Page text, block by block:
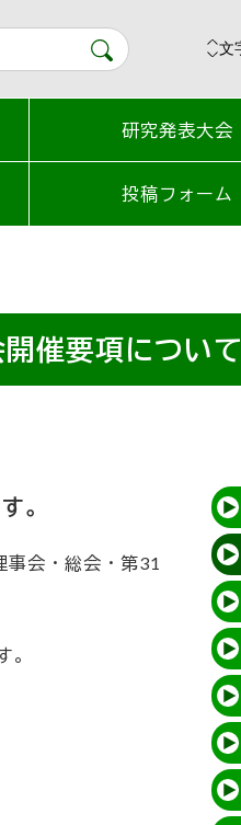
研究発表大会
投稿フォーム
催要項について
。
会・総会・第31
。